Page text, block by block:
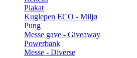
Plakat
Kuglepen ECO - Miljø
Pung
Messe gave - Giveaway
Powerbank
Messe - Diverse